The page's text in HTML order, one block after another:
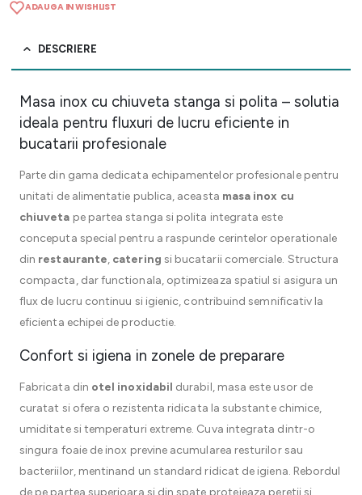
ADAUGA IN WISHLIST
DESCRIERE
Masa inox cu chiuveta stanga si polita – solutia
ideala pentru fluxuri de lucru eficiente in
bucatarii profesionale
Parte din gama dedicata echipamentelor profesionale pentru
unitati de alimentatie publica, aceasta masa inox cu
chiuveta pe partea stanga si polita integrata este
conceputa special pentru a raspunde cerintelor operationale
din restaurante, catering si bucatarii comerciale. Structura
compacta, dar functionala, optimizeaza spatiul si asigura un
flux de lucru continuu si igienic, contribuind semnificativ la
eficienta echipei de productie.
Confort si igiena in zonele de preparare
Fabricata din otel inoxidabil durabil, masa este usor de
curatat si ofera o rezistenta ridicata la substante chimice,
umiditate si temperaturi extreme. Cuva integrata dintr-o
singura foaie de inox previne acumularea resturilor sau
bacteriilor, mentinand un standard ridicat de igiena. Rebordul
de pe partea superioara si din spate protejeaza peretii si